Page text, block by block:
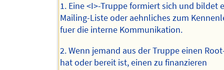
1. Eine <I>-Truppe formiert sich und bildet
Mailing-Liste oder aehnliches zum
fuer die interne Kommunikation.
2. Wenn jemand aus der Truppe einen
hat oder bereit ist, einen zu finanzieren